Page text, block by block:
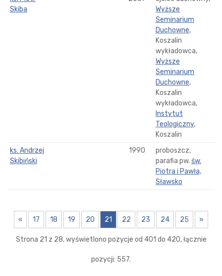
Skiba
Wyższe
Seminarium
Duchowne,
Koszalin
wykładowca,
Wyższe
Seminarium
Duchowne,
Koszalin
wykładowca,
Instytut
Teologiczny,
Koszalin
ks. Andrzej
Skibiński
1990
proboszcz,
parafia pw. św.
Piotra i Pawła,
Sławsko
« 17 18 19 20 21 22 23 24 25 »
Strona 21 z 28, wyświetlono pozycje od 401 do 420, łącznie
pozycji: 557.